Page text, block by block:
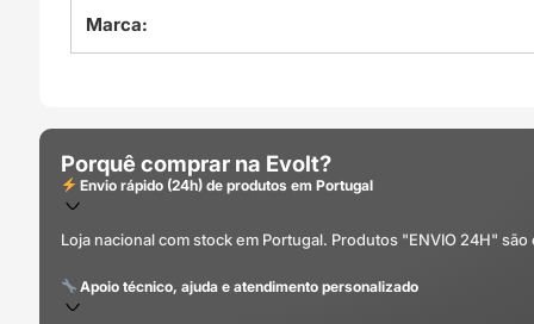
Marca:
Porquê comprar na Evolt?
Envio rápido (24h) de produtos em Portugal
Loja nacional com stock em Portugal. Produtos "ENVIO 24H"
Apoio técnico, ajuda e atendimento personalizado